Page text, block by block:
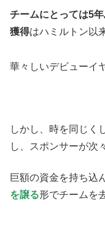
チームにとっては5年
獲得はハミルトン以
華々しいデビューイ
しかし、時を同じく
し、スポンサーが次
巨額の資金を持ち込
を譲る形でチームを